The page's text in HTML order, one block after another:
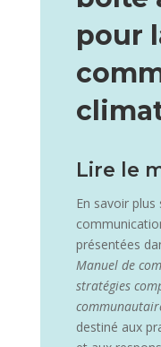
pour
Lire le
En savoir
présentées
Manuel de
stratégies
destiné aux